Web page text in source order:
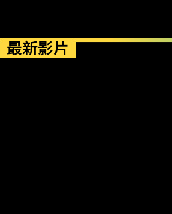
最新影片